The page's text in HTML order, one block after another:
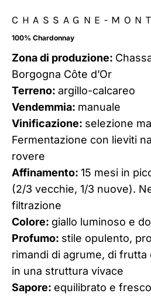
CHASSAGNE-
100% Chardonnay
Zona di produzione:
Borgogna Côte d’Or
Terreno: argillo-calcareo
Vendemmia: manuale
Vinificazione: selezione
Fermentazione con lieviti
rovere
Affinamento: 15 mesi in
(2/3 vecchie, 1/3 nuove).
filtrazione
Colore: giallo luminoso e
Profumo: stile opulento,
rimandi di agrume, di
in una struttura vivace
Sapore: equilibrato e